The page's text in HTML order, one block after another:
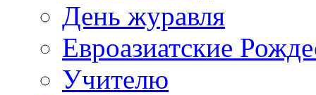
День журавля
Евроазиатские
Учителю